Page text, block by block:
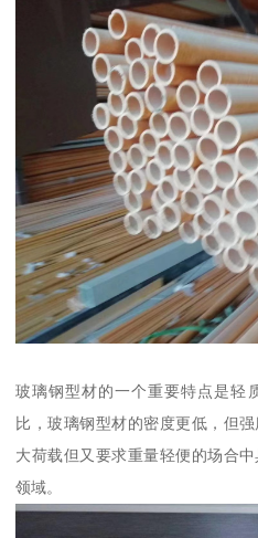
玻璃钢型材的一个重要特点是轻
比，玻璃钢型材的密度更低，但
大荷载但又要求重量轻便的场合
领域。